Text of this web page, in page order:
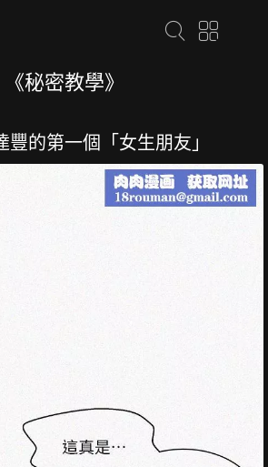
《秘密教學》
豐的第一個「女生朋友」